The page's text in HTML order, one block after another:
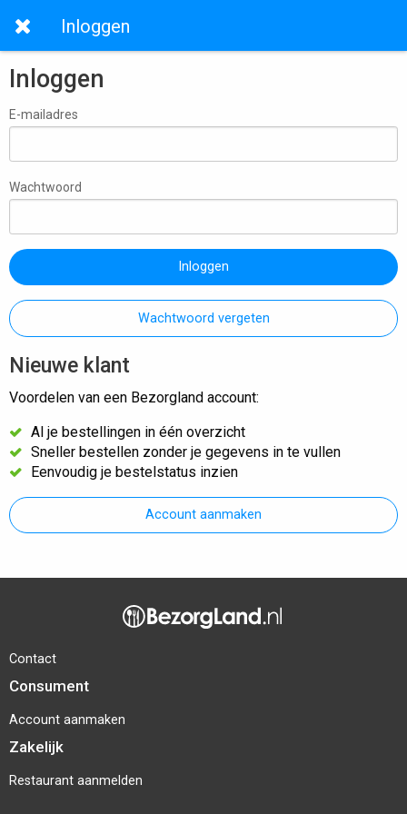
Inloggen
Inloggen
E-mailadres
Wachtwoord
Inloggen
Wachtwoord vergeten
Nieuwe klant
Voordelen van een Bezorgland account:
Al je bestellingen in één overzicht
Sneller bestellen zonder je gegevens in te vullen
Eenvoudig je bestelstatus inzien
Account aanmaken
Contact
Consument
Account aanmaken
Zakelijk
Restaurant aanmelden